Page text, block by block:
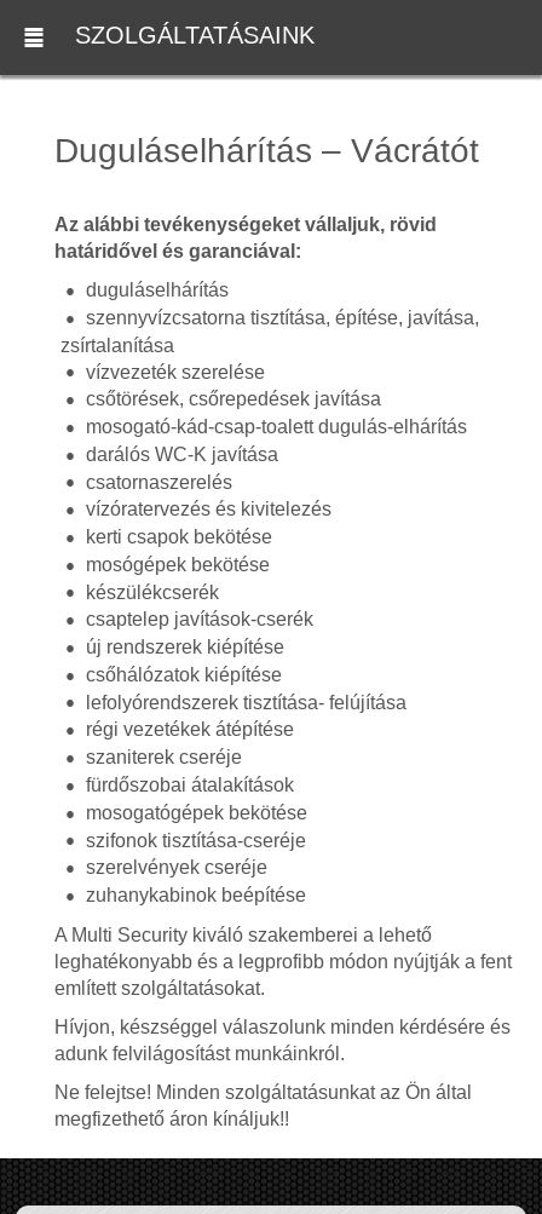
SZOLGÁLTATÁSAINK
Duguláselhárítás – Vácrátót
Az alábbi tevékenységeket vállaljuk, rövid
határidővel és garanciával:
duguláselhárítás
szennyvízcsatorna tisztítása, építése, javítása,
zsírtalanítása
vízvezeték szerelése
csőtörések, csőrepedések javítása
mosogató-kád-csap-toalett dugulás-elhárítás
darálós WC-K javítása
csatornaszerelés
vízóratervezés és kivitelezés
kerti csapok bekötése
mosógépek bekötése
készülékcserék
csaptelep javítások-cserék
új rendszerek kiépítése
csőhálózatok kiépítése
lefolyórendszerek tisztítása- felújítása
régi vezetékek átépítése
szaniterek cseréje
fürdőszobai átalakítások
mosogatógépek bekötése
szifonok tisztítása-cseréje
szerelvények cseréje
zuhanykabinok beépítése
A Multi Security kiváló szakemberei a lehető
leghatékonyabb és a legprofibb módon nyújtják a fent
említett szolgáltatásokat.
Hívjon, készséggel válaszolunk minden kérdésére és
adunk felvilágosítást munkáinkról.
Ne felejtse! Minden szolgáltatásunkat az Ön által
megfizethető áron kínáljuk!!